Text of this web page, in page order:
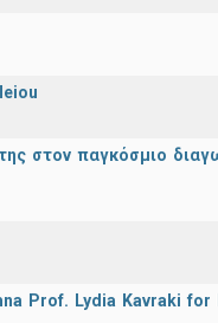
στον παγκόσμιο
Prof. Lydia Kavraki for